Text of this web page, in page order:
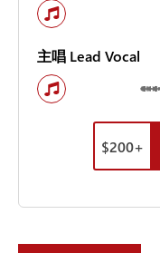
主唱 Lead Vocal
$200+